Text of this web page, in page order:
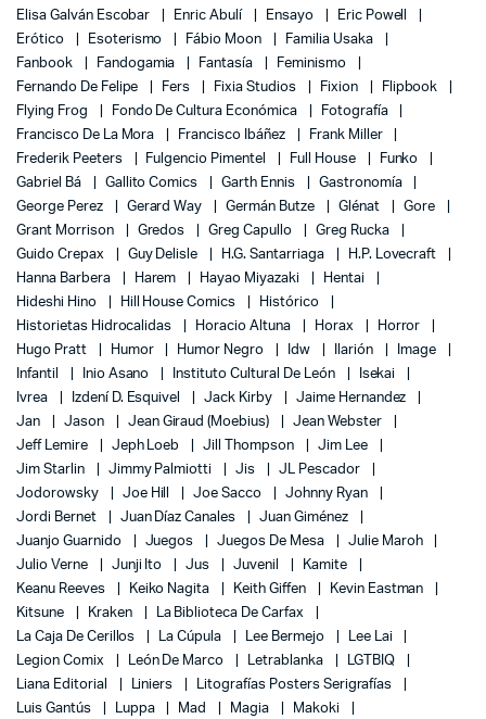
Elisa Galván Escobar
Enric Abulí Ensayo
Eric Powell
Erótico
Esoterismo Fábio Moon
Familia Usaka
Fanbook
Fandogamia Fantasía
Feminismo
Fernando De Felipe
Fers Fixia Studios Fixion
Flipbook
Flying Frog
Fondo De Cultura Económica
Fotografía
Francisco De La Mora
Francisco Ibáñez
Frank Miller
Frederik Peeters
Fulgencio Pimentel Full House
Funko
Gabriel Bá
Gallito Comics Garth Ennis
Gastronomía
George Perez
Gerard Way Germán Butze Glénat
Gore
Grant Morrison
Gredos Greg Capullo
Greg Rucka
Guido Crepax
Guy Delisle H.G. Santarriaga
H.P. Lovecraft
Hanna Barbera
Harem Hayao Miyazaki
Hentai
Hideshi Hino
Hill House Comics
Histórico
Historietas Hidrocalidas
Horacio Altuna Horax
Horror
Hugo Pratt
Humor Humor Negro Idw Ilarión
Image
Infantil
Inio Asano Instituto Cultural De León
Isekai
Ivrea
Izdení D. Esquivel Jack Kirby
Jaime Hernandez
Jan
Jason Jean Giraud (Moebius)
Jean Webster
Jeff Lemire
Jeph Loeb Jill Thompson
Jim Lee
Jim Starlin
Jimmy Palmiotti Jis
JL Pescador
Jodorowsky
Joe Hill Joe Sacco
Johnny Ryan
Jordi Bernet
Juan Díaz Canales
Juan Giménez
Juanjo Guarnido
Juegos Juegos De Mesa
Julie Maroh
Julio Verne
Junji Ito Jus Juvenil
Kamite
Keanu Reeves
Keiko Nagita Keith Giffen
Kevin Eastman
Kitsune
Kraken
La Biblioteca De Carfax
La Caja De Cerillos
La Cúpula Lee Bermejo
Lee Lai
Legion Comix
León De Marco Letrablanka
LGTBIQ
Liana Editorial
Liniers
Litografías Posters Serigrafías
Luis Gantús
Luppa Mad Magia
Makoki